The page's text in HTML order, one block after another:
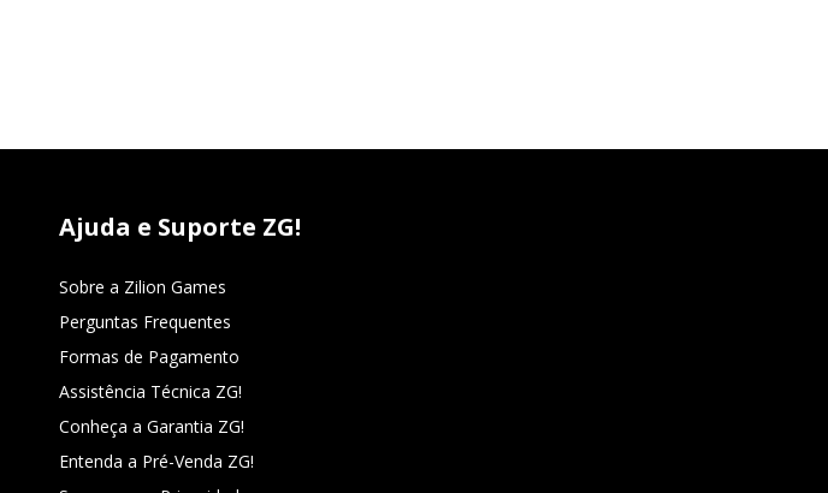
Ajuda e Suporte ZG!
Sobre a Zilion Games
Perguntas Frequentes
Formas de Pagamento
Assistência Técnica ZG!
Conheça a Garantia ZG!
Entenda a Pré-Venda ZG!